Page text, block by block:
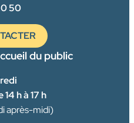
50
du public
14 h à 17 h
après-midi)